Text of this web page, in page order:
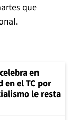
que
en
el TC por
le resta